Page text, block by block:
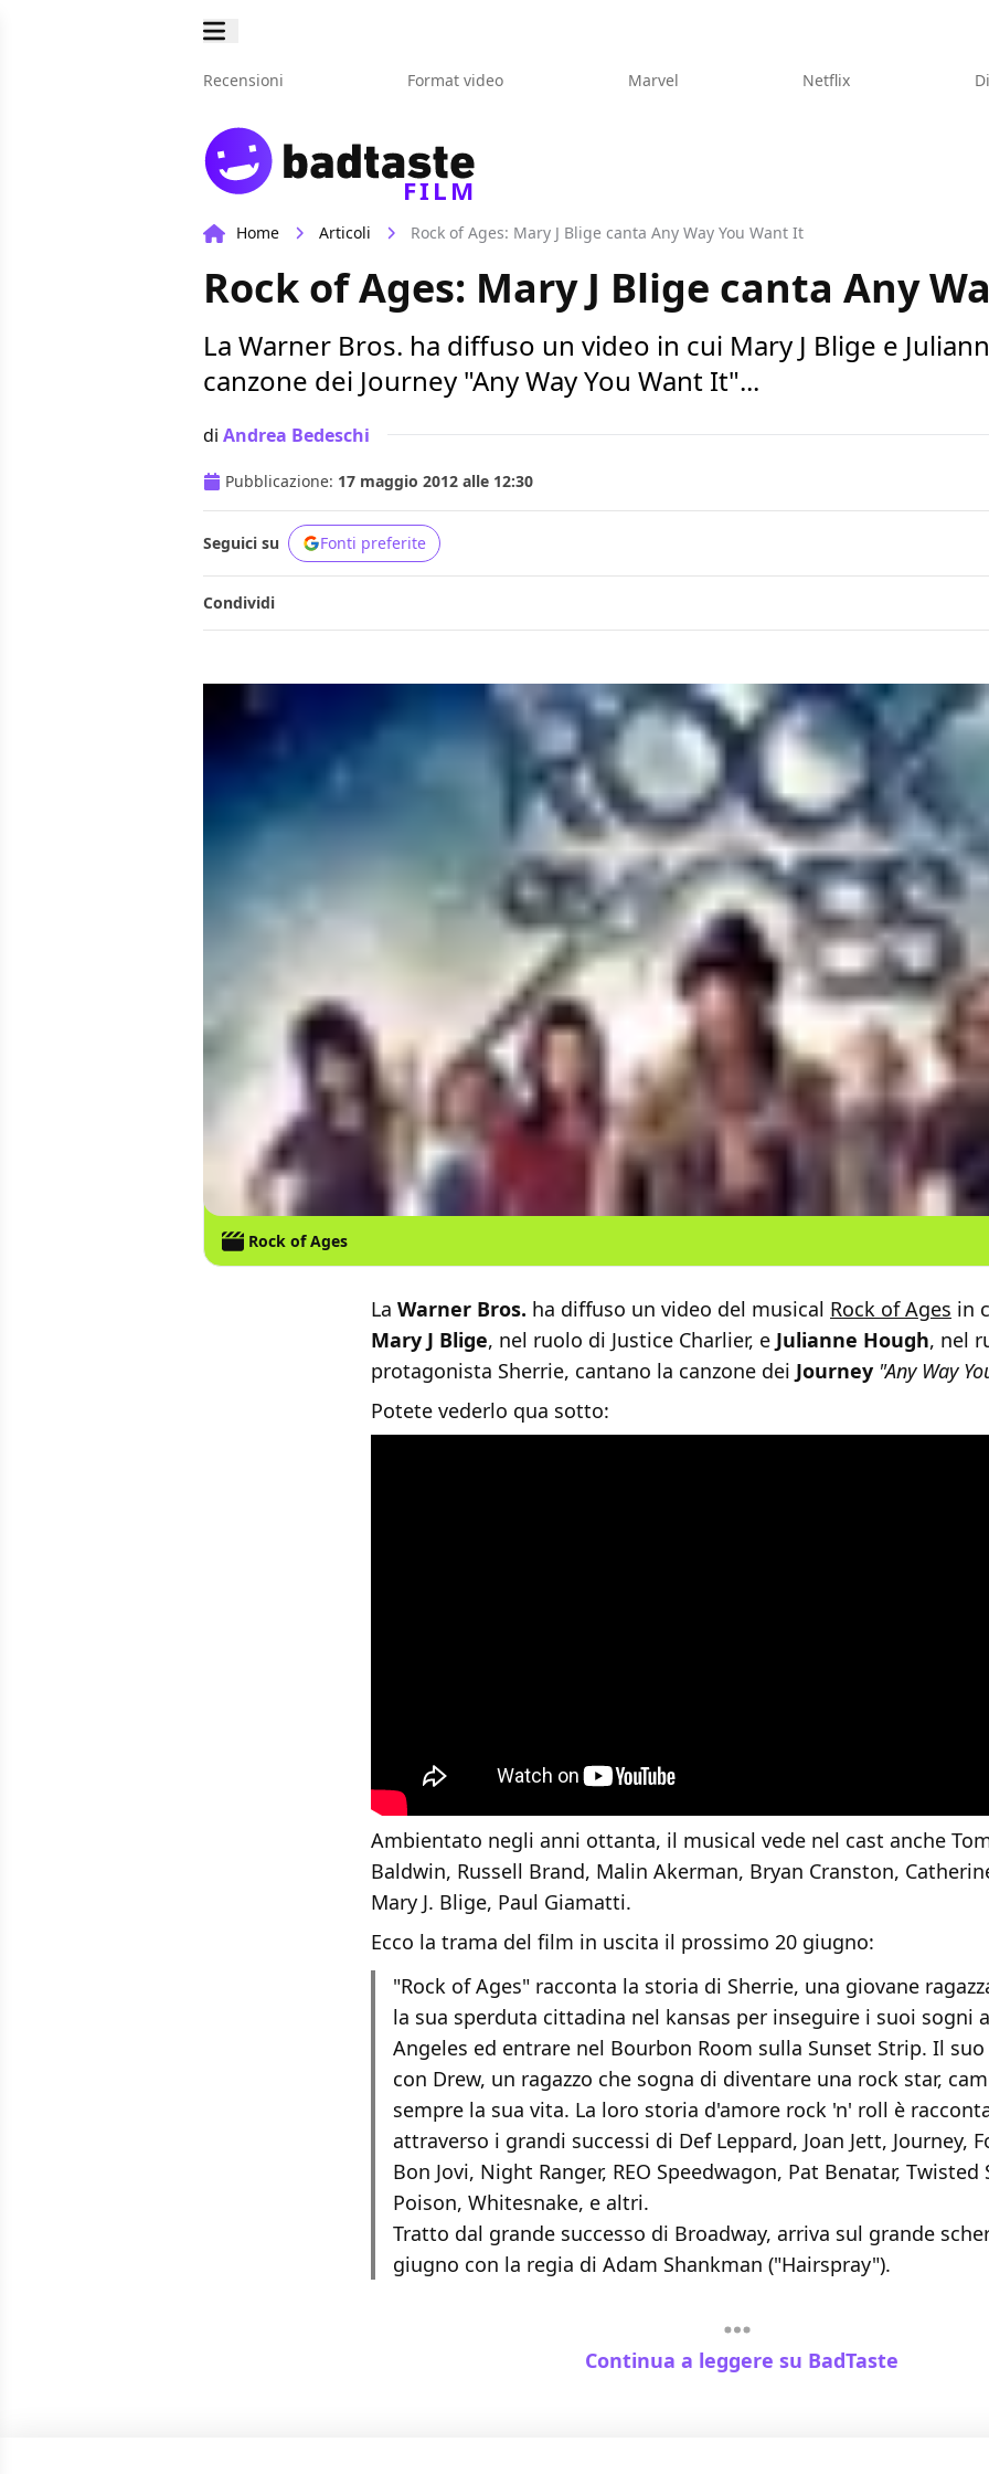
Recensioni Format video Marvel Netflix
FILM
Home Articoli Rock of Ages: Mary J Blige canta Any Way You Want It
Rock of Ages: Mary J Blige canta Any
La Warner Bros. ha diffuso un video in cui Mary J Blige e
canzone dei Journey "Any Way You Want It"...
di Andrea Bedeschi
Pubblicazione: 17 maggio 2012 alle 12:30
Seguici su Fonti preferite
Condividi
Rock of Ages
La Warner Bros. ha diffuso un video del musical Rock of Ages in
Mary J Blige, nel ruolo di Justice Charlier, e Julianne Hough, nel
protagonista Sherrie, cantano la canzone dei Journey "Any Way
Potete vederlo qua sotto:
Ambientato negli anni ottanta, il musical vede nel cast anche
Baldwin, Russell Brand, Malin Akerman, Bryan Cranston,
Mary J. Blige, Paul Giamatti.
Ecco la trama del film in uscita il prossimo 20 giugno:
"Rock of Ages" racconta la storia di Sherrie, una giovane
la sua sperduta cittadina nel kansas per inseguire i suoi sogni
Angeles ed entrare nel Bourbon Room sulla Sunset Strip. Il
con Drew, un ragazzo che sogna di diventare una rock star,
sempre la sua vita. La loro storia d'amore rock 'n' roll è
attraverso i grandi successi di Def Leppard, Joan Jett, Journey,
Bon Jovi, Night Ranger, REO Speedwagon, Pat Benatar, Twisted
Poison, Whitesnake, e altri.
Tratto dal grande successo di Broadway, arriva sul grande
giugno con la regia di Adam Shankman ("Hairspray").
Continua a leggere su BadTaste